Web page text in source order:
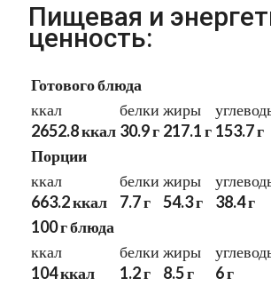
Пищевая и
ценность:
Готового блюда
ккал
2652.8 ккал
белки
30.9 г
жиры
217.1 г 153.7 г
Порции
ккал
663.2 ккал
белки
7.7 г
жиры
54.3 г
38.4 г
100 г блюда
ккал
104 ккал
белки
1.2 г
жиры
8.5 г
6 г